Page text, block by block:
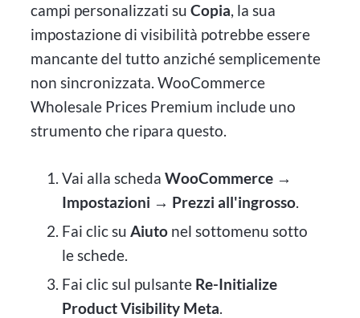
campi personalizzati suCopia, la sua
impostazione di visibilità potrebbe essere
mancante del tutto anziché semplicemente
non sincronizzata. WooCommerce
Wholesale Prices Premium include uno
strumento che ripara questo.
Vai alla scheda WooCommerce →
Impostazioni → Prezzi all'ingrosso.
Fai clic su Aiutonel sottomenu sotto
le schede.
Fai clic sul pulsante Re-Initialize
Product Visibility Meta.